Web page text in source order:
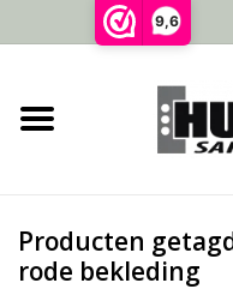
9,6
Home
Gecertificeerd
Producten
rode bekleding